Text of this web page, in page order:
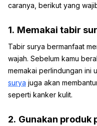
caranya, berikut yang
1. Memakai tabir
Tabir surya bermanfaat
wajah. Sebelum kamu
memakai perlindungan ini
surya juga akan
seperti kanker kulit.
2. Gunakan produk